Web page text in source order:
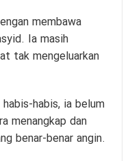
membawa
Ia masih
tak mengeluarkan
habis, ia belum
menangkap dan
benar-benar angin.